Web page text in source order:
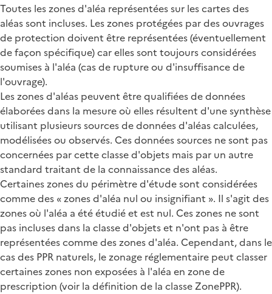
Toutes les zones d'aléa représentées sur les cartes des
aléas sont incluses. Les zones protégées par des ouvrages
de protection doivent être représentées (éventuellement
de façon spécifique) car elles sont toujours considérées
soumises à l'aléa (cas de rupture ou d'insuffisance de
l'ouvrage).
Les zones d'aléas peuvent être qualifiées de données
élaborées dans la mesure où elles résultent d'une synthèse
utilisant plusieurs sources de données d'aléas calculées,
modélisées ou observés. Ces données sources ne sont pas
concernées par cette classe d'objets mais par un autre
standard traitant de la connaissance des aléas.
Certaines zones du périmètre d'étude sont considérées
comme des « zones d'aléa nul ou insignifiant ». Il s'agit des
zones où l'aléa a été étudié et est nul. Ces zones ne sont
pas incluses dans la classe d'objets et n'ont pas à être
représentées comme des zones d'aléa. Cependant, dans le
cas des PPR naturels, le zonage réglementaire peut classer
certaines zones non exposées à l'aléa en zone de
prescription (voir la définition de la classe ZonePPR).